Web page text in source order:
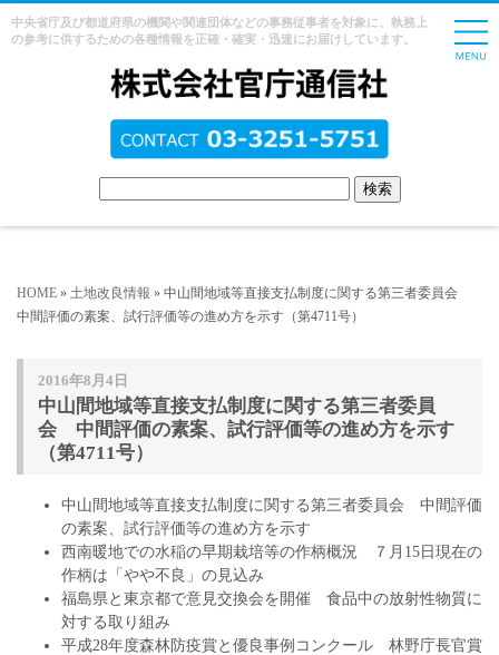
中央省庁及び都道府県の機関や関連団体などの事務従事者を対象に、執務上
の参考に供するための各種情報を正確・確実・迅速にお届けしています。
HOME » 土地改良情報 » 中山間地域等直接支払制度に関する第三者委員会
中間評価の素案、試行評価等の進め方を示す（第4711号）
2016年8月4日
中山間地域等直接支払制度に関する第三者委員
会 中間評価の素案、試行評価等の進め方を示す
（第4711号）
中山間地域等直接支払制度に関する第三者委員会 中間評価
の素案、試行評価等の進め方を示す
西南暖地での水稲の早期栽培等の作柄概況 ７月15日現在の
作柄は「やや不良」の見込み
福島県と東京都で意見交換会を開催 食品中の放射性物質に
対する取り組み
平成28年度森林防疫賞と優良事例コンクール 林野庁長官賞